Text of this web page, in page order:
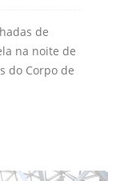
de
na noite de
do Corpo de